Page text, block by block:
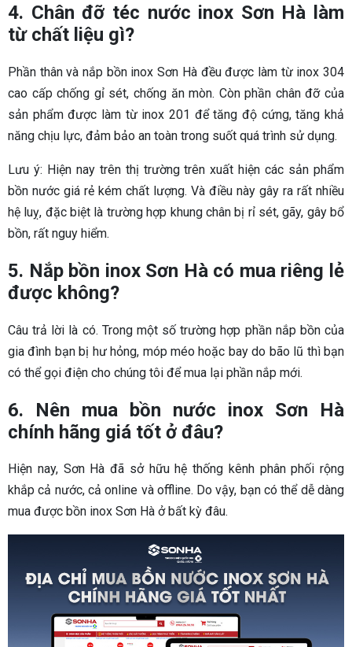
4. Chân đỡ téc nước inox Sơn Hà làm
từ chất liệu gì?
Phần thân và nắp bồn inox Sơn Hà đều được làm từ inox 304
cao cấp chống gỉ sét, chống ăn mòn. Còn phần chân đỡ của
sản phẩm được làm từ inox 201 để tăng độ cứng, tăng khả
năng chịu lực, đảm bảo an toàn trong suốt quá trình sử dụng.
Lưu ý: Hiện nay trên thị trường trên xuất hiện các sản phẩm
bồn nước giá rẻ kém chất lượng. Và điều này gây ra rất nhiều
hệ luỵ, đặc biệt là trường hợp khung chân bị rỉ sét, gãy, gây bổ
bồn, rất nguy hiểm.
5. Nắp bồn inox Sơn Hà có mua riêng lẻ
được không?
Câu trả lời là có. Trong một số trường hợp phần nắp bồn của
gia đình bạn bị hư hỏng, móp méo hoặc bay do bão lũ thì bạn
có thể gọi điện cho chúng tôi để mua lại phần nắp mới.
6. Nên mua bồn nước inox Sơn Hà
chính hãng giá tốt ở đâu?
Hiện nay, Sơn Hà đã sở hữu hệ thống kênh phân phối rộng
khắp cả nước, cả online và offline. Do vậy, bạn có thể dễ dàng
mua được bồn inox Sơn Hà ở bất kỳ đâu.